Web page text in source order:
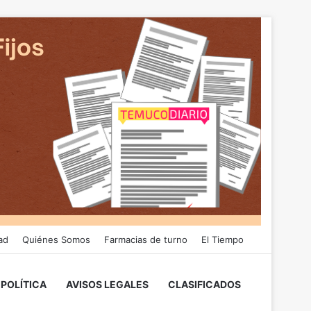
Quiénes Somos Farmacias de turno El Tiempo
POLÍTICA AVISOS LEGALES CLASIFICADOS